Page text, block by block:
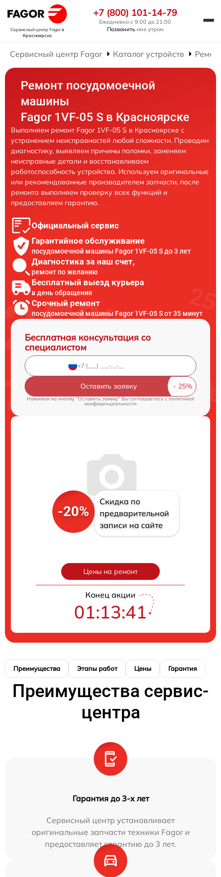
Сервисный центр Fagorв
Красноярске
+7 (800) 101-14-79
Ежедневно с 9:00 до 21:00
Позвонить мне утром
Сервисный центр Fagor Каталог устройств
Ремонт посудомоечной
машины
Fagor 1VF-05 S в Красноярске
Выполняем ремонт Fagor 1VF-05 S в Красноярске с
устранением неисправностей любой сложности. Проводим
диагностику, выявляем причины поломки, заменяем
неисправные детали и восстанавливаем
работоспособность устройства. Используем оригинальные
или рекомендованные производителем запчасти, после
ремонта выполняем проверку всех функций и
предоставляем гарантию.
Официальный сервис
Гарантийное обслуживание
посудомоечной машины Fagor 1VF-05 S до 3 лет
Диагностика за наш счет,
ремонт по желанию
Бесплатный выезд курьера
в день обращения
Срочный ремонт
посудомоечной машины Fagor 1VF-05 S от 35 минут
Бесплатная консультация со
специалистом
Оставить заявку
Нажимая на кнопку "Оставить заявку" Вы соглашаетесь cполитикой
конфиденциальности
-20%
Скидка по
предварительной
записи на сайте
Цены на ремонт
Конец акции
01:13:40
Преимущества Этапы работ Цены Гарантия
Преимущества сервис-
центра
Гарантия до 3-х лет
Сервисный центр устанавливает
оригинальные запчасти техники Fagor и
предоставляет гарантию до 3 лет.